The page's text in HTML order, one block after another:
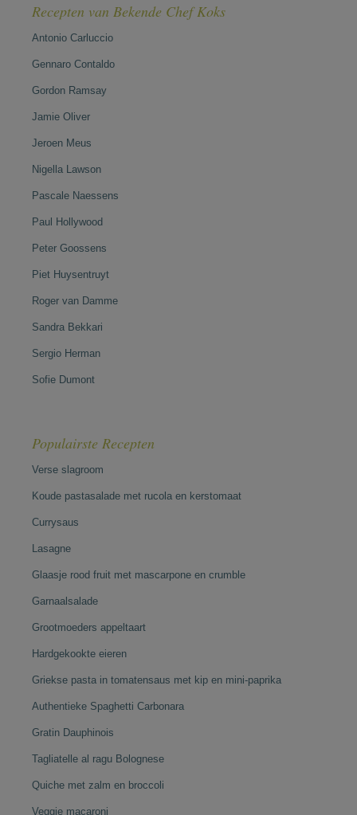
Recepten van Bekende Chef Koks
Antonio Carluccio
Gennaro Contaldo
Gordon Ramsay
Jamie Oliver
Jeroen Meus
Nigella Lawson
Pascale Naessens
Paul Hollywood
Peter Goossens
Piet Huysentruyt
Roger van Damme
Sandra Bekkari
Sergio Herman
Sofie Dumont
Populairste Recepten
Verse slagroom
Koude pastasalade met rucola en kerstomaat
Currysaus
Lasagne
Glaasje rood fruit met mascarpone en crumble
Garnaalsalade
Grootmoeders appeltaart
Hardgekookte eieren
Griekse pasta in tomatensaus met kip en mini-paprika
Authentieke Spaghetti Carbonara
Gratin Dauphinois
Tagliatelle al ragu Bolognese
Quiche met zalm en broccoli
Veggie macaroni